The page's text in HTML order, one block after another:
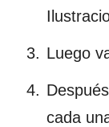
Luego
cada